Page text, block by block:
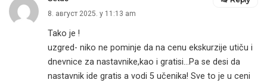
8. август 2025. у 11:13 am
Tako je !
uzgred- niko ne pominje da na cenu ekskurzije utiču i
dnevnice za nastavnike,kao i gratisi…Pa se desi da
nastavnik ide gratis a vodi 5 učenika! Sve to je u ceni